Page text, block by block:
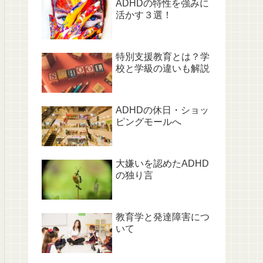
ADHDの特性を強みに
活かす３選！
特別支援教育とは？学
校と学級の違いも解説
ADHDの休日・ショッ
ピングモールへ
大嫌いを認めたADHD
の独り言
教育学と発達障害につ
いて